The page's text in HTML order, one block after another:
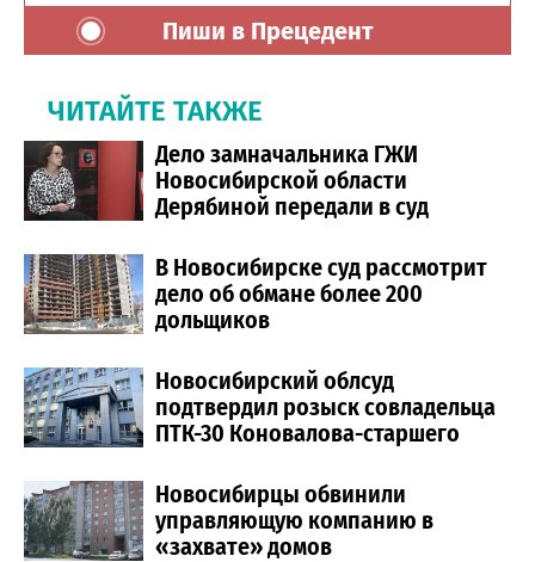
Пиши в Прецедент
ЧИТАЙТЕ ТАКЖЕ
Дело замначальника ГЖИ
Новосибирской области
Дерябиной передали в суд
В Новосибирске суд рассмотрит
дело об обмане более 200
дольщиков
Новосибирский облсуд
подтвердил розыск совладельца
ПТК-30 Коновалова-старшего
Новосибирцы обвинили
управляющую компанию в
«захвате» домов